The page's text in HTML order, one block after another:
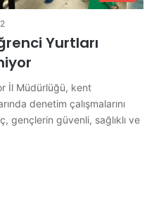
Yurtları
İl Müdürlüğü, kent
denetim çalışmalarını
gençlerin güvenli, sağlıklı ve